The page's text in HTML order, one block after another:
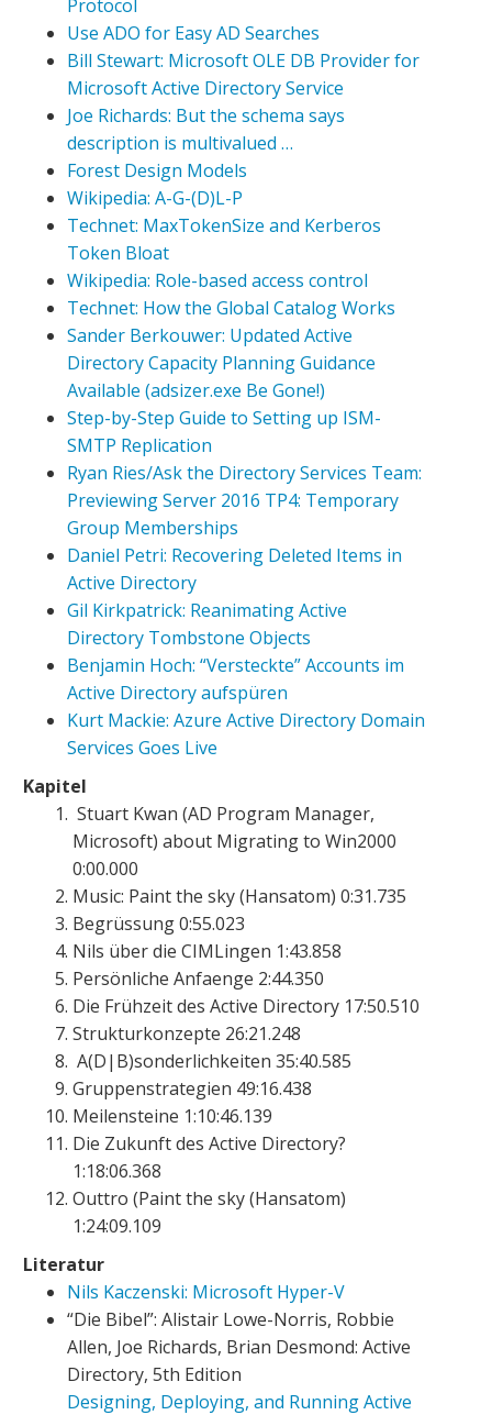
Protocol
Use ADO for Easy AD Searches
Bill Stewart: Microsoft OLE DB Provider for
Microsoft Active Directory Service
Joe Richards: But the schema says
description is multivalued …
Forest Design Models
Wikipedia: A-G-(D)L-P
Technet: MaxTokenSize and Kerberos
Token Bloat
Wikipedia: Role-based access control
Technet: How the Global Catalog Works
Sander Berkouwer: Updated Active
Directory Capacity Planning Guidance
Available (adsizer.exe Be Gone!)
Step-by-Step Guide to Setting up ISM-
SMTP Replication
Ryan Ries/Ask the Directory Services Team:
Previewing Server 2016 TP4: Temporary
Group Memberships
Daniel Petri: Recovering Deleted Items in
Active Directory
Gil Kirkpatrick: Reanimating Active
Directory Tombstone Objects
Benjamin Hoch: “Versteckte” Accounts im
Active Directory aufspüren
Kurt Mackie: Azure Active Directory Domain
Services Goes Live
Kapitel
Stuart Kwan (AD Program Manager,
Microsoft) about Migrating to Win2000
0:00.000
Music: Paint the sky (Hansatom) 0:31.735
Begrüssung 0:55.023
Nils über die CIMLingen 1:43.858
Persönliche Anfaenge 2:44.350
Die Frühzeit des Active Directory 17:50.510
Strukturkonzepte 26:21.248
A(D|B)sonderlichkeiten 35:40.585
Gruppenstrategien 49:16.438
Meilensteine 1:10:46.139
Die Zukunft des Active Directory?
1:18:06.368
Outtro (Paint the sky (Hansatom)
1:24:09.109
Literatur
Nils Kaczenski: Microsoft Hyper-V
“Die Bibel”: Alistair Lowe-Norris, Robbie
Allen, Joe Richards, Brian Desmond: Active
Directory, 5th Edition
Designing, Deploying, and Running Active